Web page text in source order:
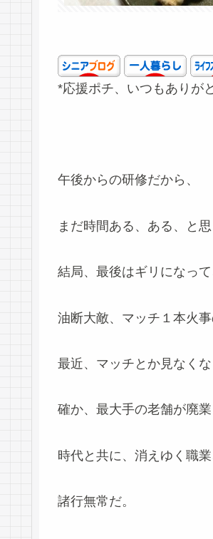
*応援ポチ、いつもありが
午後からの研修だから、
まだ時間ある、ある、と思
結局、最後はギリになって
油断大敵、マッチ１本火事
最近、マッチとか見なくな
確か、最大手の老舗が廃
時代と共に、消えゆく職
諸行無常だ。